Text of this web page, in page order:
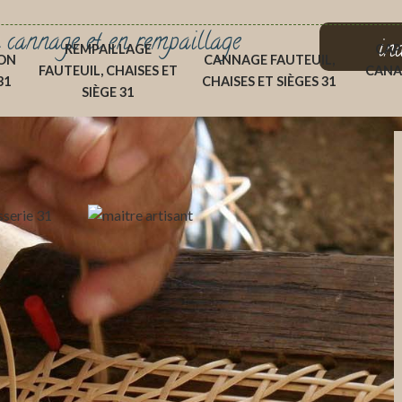
et en rempaillage
REMPAILLAGE
FAUTEUIL, CHAISES ET
SIÈGE 31
CANNAGE FAUTEUIL,
CHAISES ET SIÈGES 31